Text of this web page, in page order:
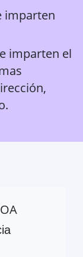
imparten
imparten el